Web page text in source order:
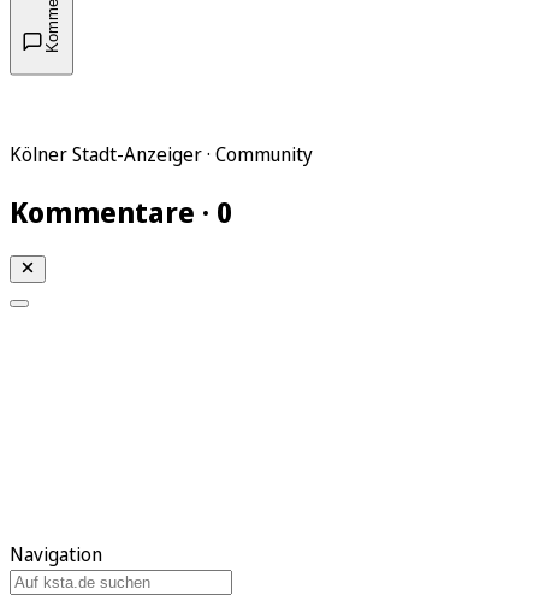
Kölner Stadt-Anzeiger · Community
Kommentare · 0
Navigation